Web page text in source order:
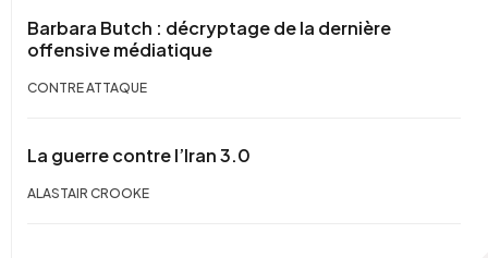
Barbara Butch : décryptage de la dernière
offensive médiatique
CONTRE ATTAQUE
La guerre contre l’Iran 3.0
ALASTAIR CROOKE